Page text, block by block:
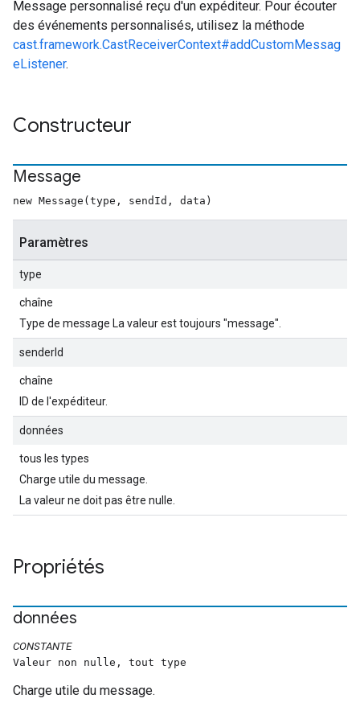
Message personnalisé reçu d'un expéditeur. Pour écouter
des événements personnalisés, utilisez la méthode
cast.framework.CastReceiverContext#addCustomMessag
eListener.
Constructeur
Message
new Message(type, sendId, data)
Paramètres
type
chaîne
Type de message La valeur est toujours "message".
senderId
chaîne
ID de l'expéditeur.
données
tous les types
Charge utile du message.
La valeur ne doit pas être nulle.
Propriétés
données
CONSTANTE
Valeur non nulle, tout type
Charge utile du message.